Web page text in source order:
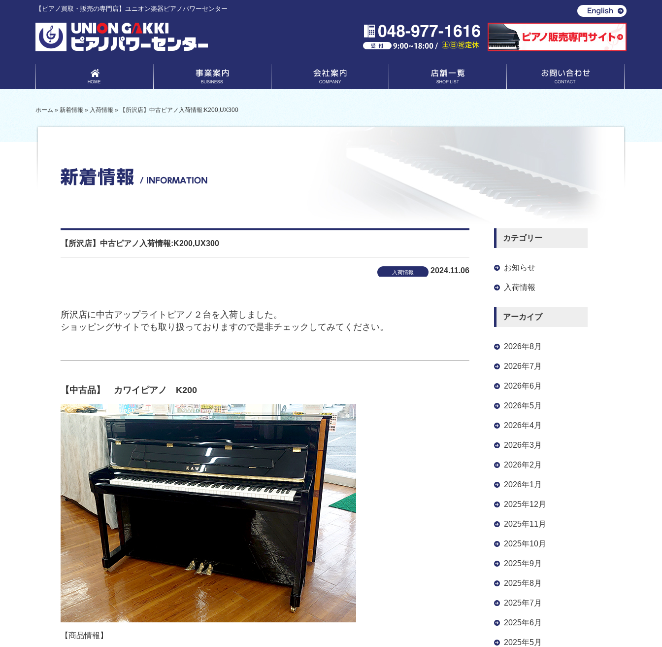
【ピアノ買取・販売の専門店】ユニオン楽器ピアノパワーセンター
ホーム » 新着情報 » 入荷情報 » 【所沢店】中古ピアノ入荷情報:K200,UX300
【所沢店】中古ピアノ入荷情報:K200,UX300
入荷情報 2024.11.06
所沢店に中古アップライトピアノ２台を入荷しました。
ショッピングサイトでも取り扱っておりますので是非チェックしてみてください。
【中古品】 カワイピアノ K200
【商品情報】
カテゴリー
お知らせ
入荷情報
アーカイブ
2026年8月
2026年7月
2026年6月
2026年5月
2026年4月
2026年3月
2026年2月
2026年1月
2025年12月
2025年11月
2025年10月
2025年9月
2025年8月
2025年7月
2025年6月
2025年5月